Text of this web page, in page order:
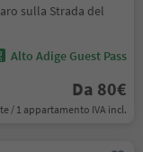
sulla Strada del
Alto Adige Guest Pass
Da 80€
/ 1 appartamento IVA incl.